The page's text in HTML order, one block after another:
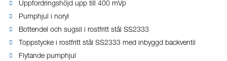
Uppfordringshöjd upp till 400 mVp
Pumphjul i noryl
Bottendel och sugsil i rostfritt stål SS2333
Toppstycke i rostfritt stål SS2333 med inbyggd backventil
Flytande pumphjul